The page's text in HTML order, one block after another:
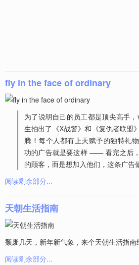
fly in the face of ordinary
为了说明自己的员工都是顶尖高手
生拍出了《X战警》和《复仇者联盟
腾！每个人都有上天赋予的独特礼
功的广告就是要这样 —— 看完之后
的顾客，而是想加入他们，这条广
阅读剩余部分...
天朝生活指南
颓废几天，新年新气象，来个天朝生活指
阅读剩余部分...